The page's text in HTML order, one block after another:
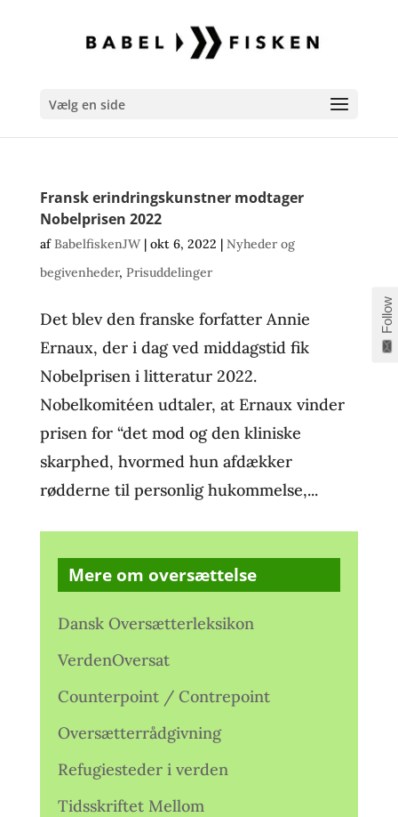
Vælg en side
Fransk erindringskunstner modtager
Nobelprisen 2022
afBabelfiskenJW| okt 6, 2022 | Nyheder og
begivenheder, Prisuddelinger
Det blev den franske forfatter Annie
Ernaux, der i dag ved middagstid fik
Nobelprisen i litteratur 2022.
Nobelkomitéen udtaler, at Ernaux vinder
prisen for “det mod og den kliniske
skarphed, hvormed hun afdækker
rødderne til personlig hukommelse,...
Mere om oversættelse
Dansk Oversætterleksikon
VerdenOversat
Counterpoint / Contrepoint
Oversætterrådgivning
Refugiesteder i verden
Tidsskriftet Mellom
Follow